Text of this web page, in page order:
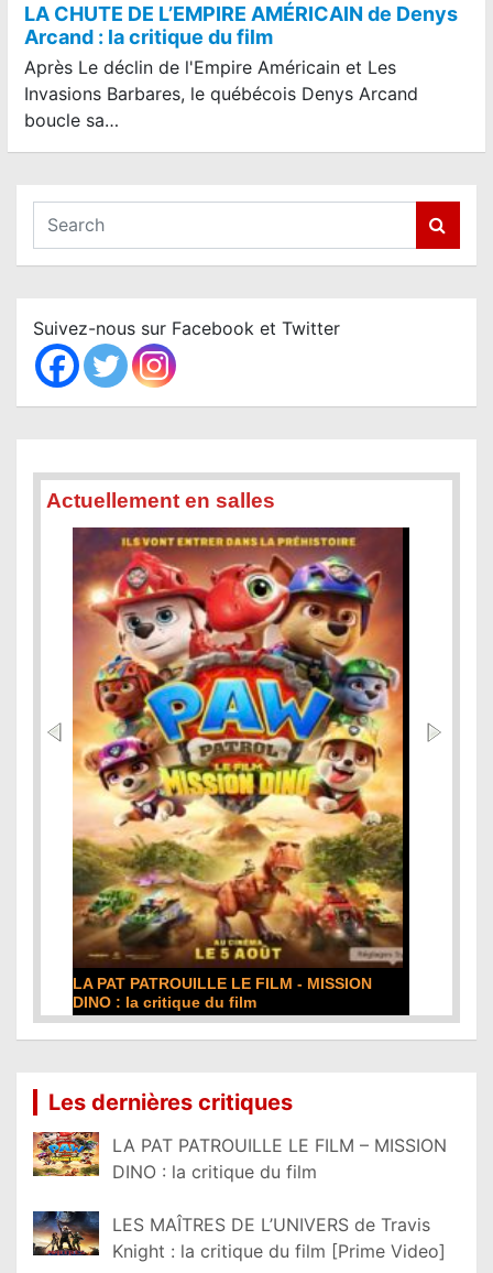
LA CHUTE DE L’EMPIRE AMÉRICAIN de Denys
Arcand : la critique du film
Après Le déclin de l'Empire Américain et Les
Invasions Barbares, le québécois Denys Arcand
boucle sa…
a
c
h
Suivez-nous sur Facebook et Twitter
Actuellement en salles
LA PAT PATROUILLE LE FILM - MISSION
DINO : la critique du film
Les dernières critiques
LA PAT PATROUILLE LE FILM – MISSION
DINO : la critique du film
LES MAÎTRES DE L’UNIVERS de Travis
Knight : la critique du film [Prime Video]